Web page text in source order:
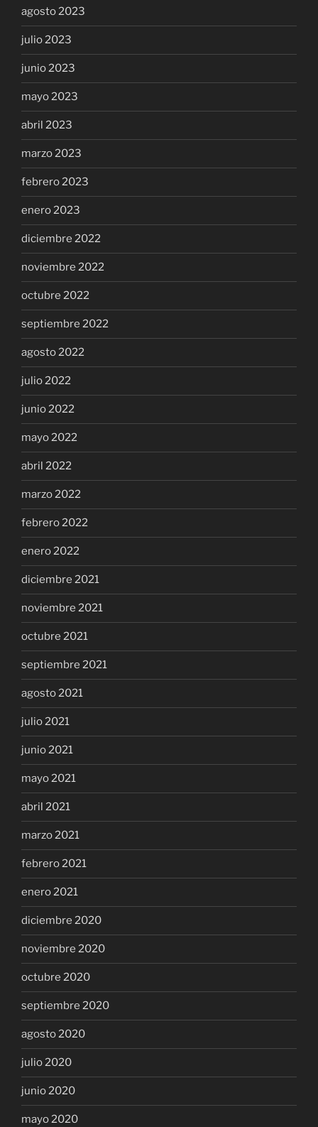
agosto 2023
julio 2023
junio 2023
mayo 2023
abril 2023
marzo 2023
febrero 2023
enero 2023
diciembre 2022
noviembre 2022
octubre 2022
septiembre 2022
agosto 2022
julio 2022
junio 2022
mayo 2022
abril 2022
marzo 2022
febrero 2022
enero 2022
diciembre 2021
noviembre 2021
octubre 2021
septiembre 2021
agosto 2021
julio 2021
junio 2021
mayo 2021
abril 2021
marzo 2021
febrero 2021
enero 2021
diciembre 2020
noviembre 2020
octubre 2020
septiembre 2020
agosto 2020
julio 2020
junio 2020
mayo 2020